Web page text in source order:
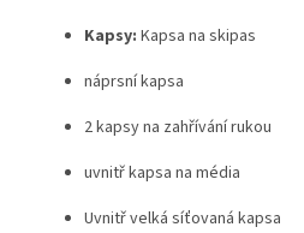
Kapsy: Kapsa na skipas
náprsní kapsa
2 kapsy na zahřívání rukou
uvnitř kapsa na média
Uvnitř velká síťovaná kapsa